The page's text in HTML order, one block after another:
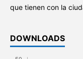
que tienen con la
DOWNLOADS